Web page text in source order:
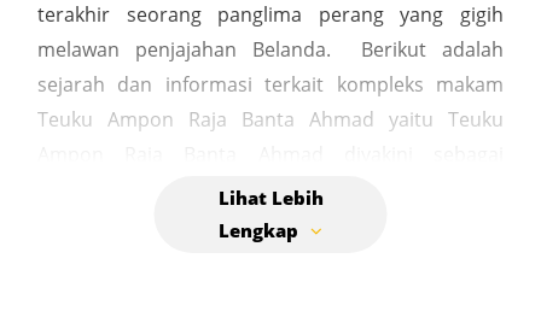
terakhir seorang panglima perang yang gigih
melawan penjajahan Belanda. Berikut adalah
sejarah dan informasi terkait kompleks makam
Teuku Ampon Raja Banta Ahmad yaitu Teuku
keturunan raja-raja Turki. Ia adalah seorang
panglima perang Negeri Sungai Iyu. Bersama